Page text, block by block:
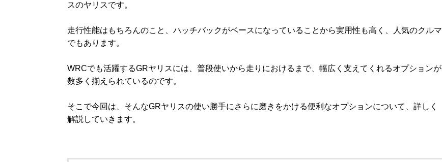
スのヤリスです。
走行性能はもちろんのこと、ハッチバックがベースになっていることから実用性も高く、人気のクルマ
でもあります。
WRCでも活躍するGRヤリスには、普段使いから走りにおけるまで、幅広く支えてくれるオプションが
数多く揃えられているのです。
そこで今回は、そんなGRヤリスの使い勝手にさらに磨きをかける便利なオプションについて、詳しく
解説していきます。